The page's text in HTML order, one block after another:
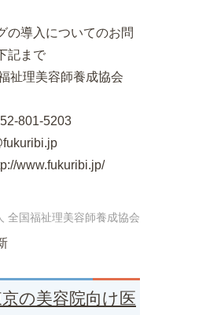
の導入についてのお問
記まで
祉理美容師養成協会
801-5203
www.fukuribi.jp/
全国福祉理美容師養成協会
の美容院向け医